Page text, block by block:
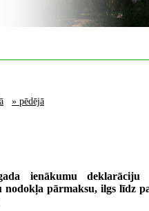
» pēdējā
ienākumu deklarāciju
nodokļa pārmaksu, ilgs līdz